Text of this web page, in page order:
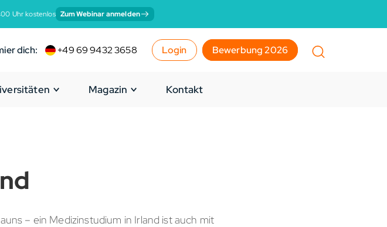
Uhr kostenlos Zum Webinar anmelden
dich: +49 69 9432 3658 Login Bewerbung 2026
Magazin Kontakt
– ein Medizinstudium in Irland ist auch mit